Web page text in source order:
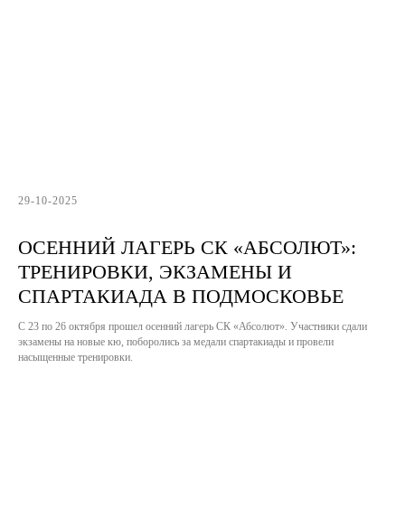
29-10-2025
ОСЕННИЙ ЛАГЕРЬ СК «АБСОЛЮТ»:
ТРЕНИРОВКИ, ЭКЗАМЕНЫ И
СПАРТАКИАДА В ПОДМОСКОВЬЕ
С 23 по 26 октября прошел осенний лагерь СК «Абсолют». Участники сдали
экзамены на новые кю, поборолись за медали спартакиады и провели
насыщенные тренировки.